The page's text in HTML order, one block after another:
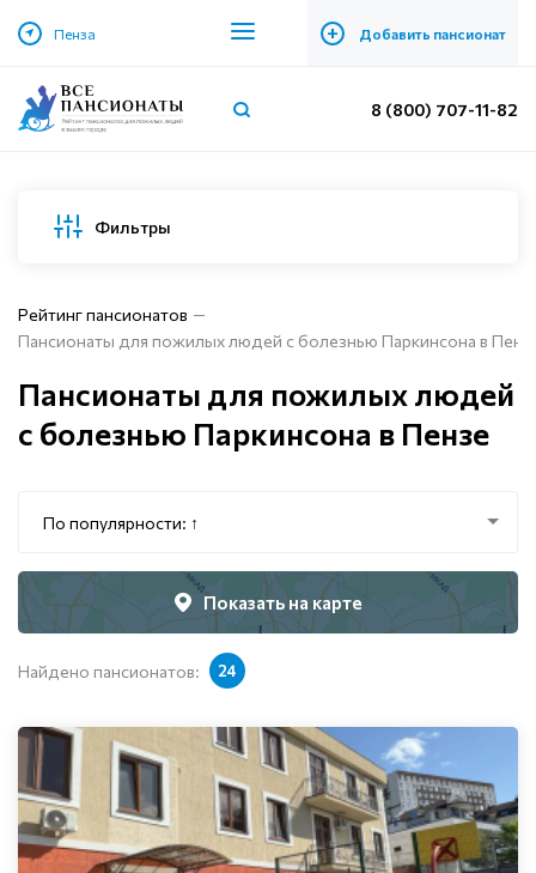
Пенза + Добавить пансионат
8 (800) 707-11-82
Фильтры
Рейтинг пансионатов
Пансионаты для пожилых людей с болезнью Паркинсона в
Пансионаты для пожилых людей
с болезнью Паркинсона в Пензе
По популярности: ↑
Показать на карте
Найдено пансионатов: 24